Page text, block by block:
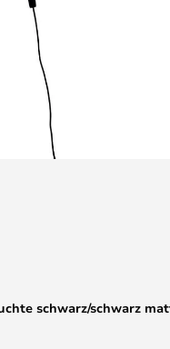
schwarz/schwarz